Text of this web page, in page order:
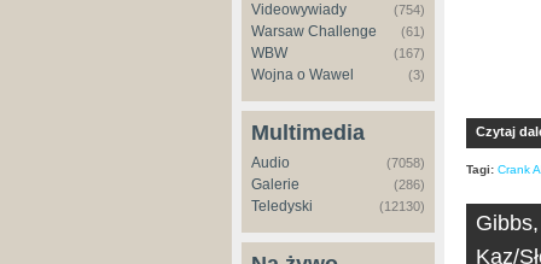
Videowywiady (754)
Warsaw Challenge (61)
WBW (167)
Wojna o Wawel (3)
Multimedia
Audio (7058)
Galerie (286)
Teledyski (12130)
Czytaj
Tagi: Crank
Kaz/